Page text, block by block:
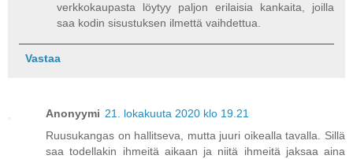
verkkokaupasta löytyy paljon erilaisia kankaita, joilla
saa kodin sisustuksen ilmettä vaihdettua.
Vastaa
Anonyymi 21. lokakuuta 2020 klo 19.21
Ruusukangas on hallitseva, mutta juuri oikealla tavalla. Sillä
saa todellakin ihmeitä aikaan ja niitä ihmeitä jaksaa aina